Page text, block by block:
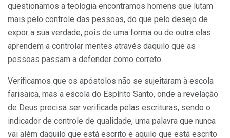
questionamos a teologia encontramos homens que lutam
mais pelo controle das pessoas, do que pelo desejo de
expor a sua verdade, pois de uma forma ou de outra elas
aprendem a controlar mentes através daquilo que as
pessoas passam a defender como correto.
Verificamos que os apóstolos não se sujeitaram à escola
farisaica, mas a escola do Espírito Santo, onde a revelação
de Deus precisa ser verificada pelas escrituras, sendo o
indicador de controle de qualidade, uma palavra que nunca
vai além daquilo que está escrito e aquilo que está escrito